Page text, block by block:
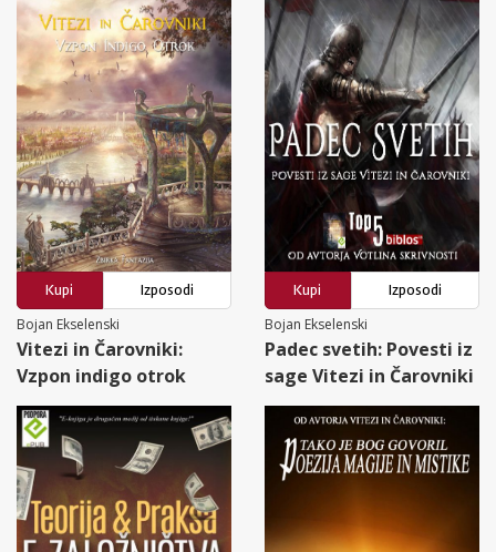
Kupi
Izposodi
Bojan Ekselenski
Vitezi in Čarovniki:
Vzpon indigo otrok
Kupi
Izposodi
Bojan Ekselenski
Padec svetih: Povesti iz
sage Vitezi in Čarovniki